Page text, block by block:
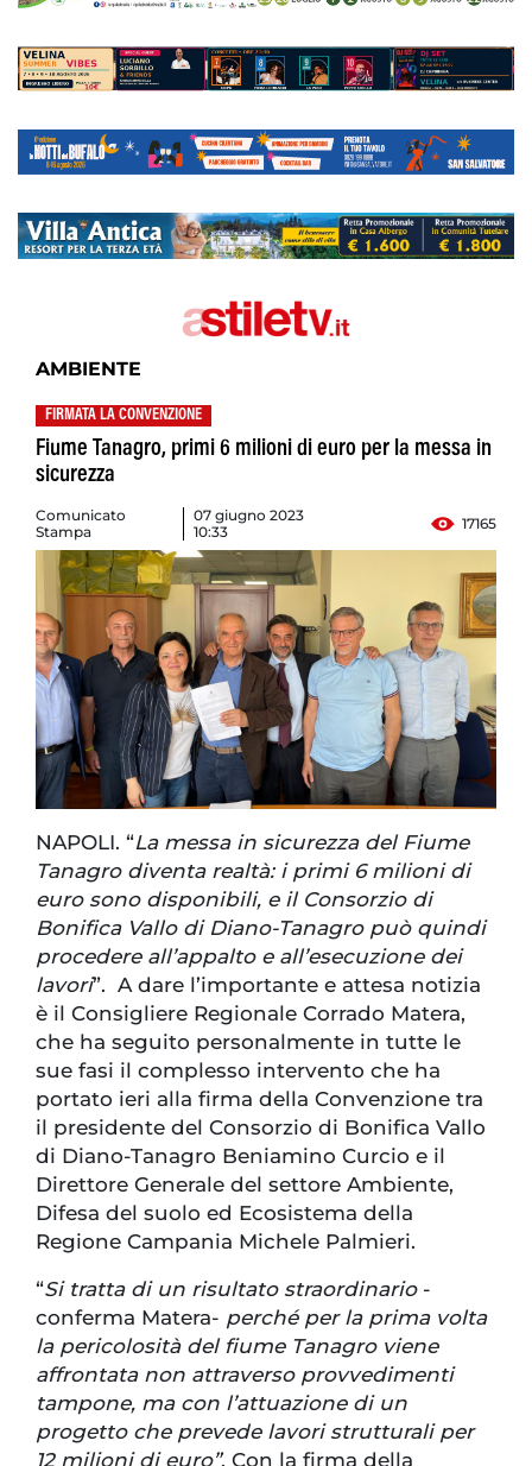
AMBIENTE
FIRMATA LA CONVENZIONE
Fiume Tanagro, primi 6 milioni di euro per la messa in
sicurezza
Comunicato
Stampa
07 giugno 2023
10:33
17165
NAPOLI. “La messa in sicurezza del Fiume
Tanagro diventa realtà: i primi 6 milioni di
euro sono disponibili, e il Consorzio di
Bonifica Vallo di Diano-Tanagro può quindi
procedere all’appalto e all’esecuzione dei
lavori”. A dare l’importante e attesa notizia
è il Consigliere Regionale Corrado Matera,
che ha seguito personalmente in tutte le
sue fasi il complesso intervento che ha
portato ieri alla firma della Convenzione tra
il presidente del Consorzio di Bonifica Vallo
di Diano-Tanagro Beniamino Curcio e il
Direttore Generale del settore Ambiente,
Difesa del suolo ed Ecosistema della
Regione Campania Michele Palmieri.
“Si tratta di un risultato straordinario -
conferma Matera- perché per la prima volta
la pericolosità del fiume Tanagro viene
affrontata non attraverso provvedimenti
tampone, ma con l’attuazione di un
progetto che prevede lavori strutturali per
12 milioni di euro”. Con la firma della